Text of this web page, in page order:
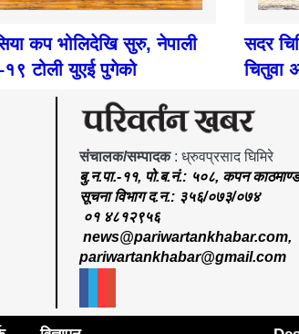
कप भोलिदेखि सुरु, नेपाली
टोली युएई पुगेको
सदर
चितुवा
संचालक/सम्पादक: ध्रुवप्रसाद घिमिरे
बु.न.पा.-११, पो.ब.नं.: ५०८, कपन
सूचना विभाग द.न.: ३५६/०७३/०७४
०१ ४८१२९५६
news@pariwartankhabar.com,
pariwartankhabar@gmail.com